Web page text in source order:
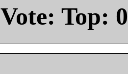
Vote: Top: 0